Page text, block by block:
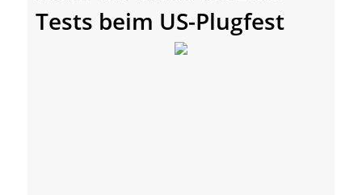
Tests beim US-Plugfest